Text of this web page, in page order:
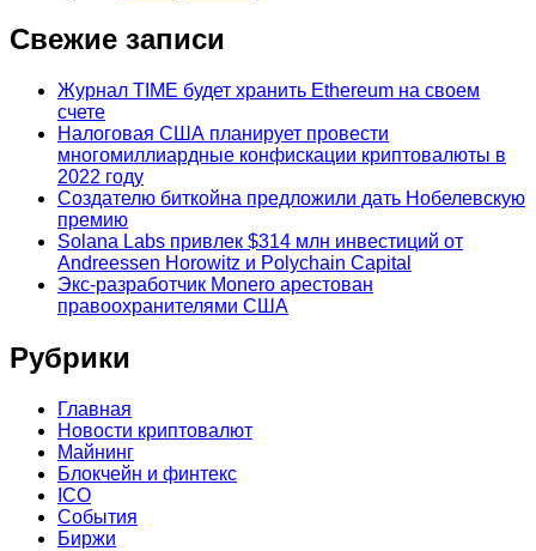
Свежие записи
Журнал TIME будет хранить Ethereum на своем
счете
Налоговая США планирует провести
многомиллиардные конфискации криптовалюты в
2022 году
Создателю биткойна предложили дать Нобелевскую
премию
Solana Labs привлек $314 млн инвестиций от
Andreessen Horowitz и Polychain Capital
Экс-разработчик Monero арестован
правоохранителями США
Рубрики
Главная
Новости криптовалют
Майнинг
Блокчейн и финтекс
ICO
События
Биржи